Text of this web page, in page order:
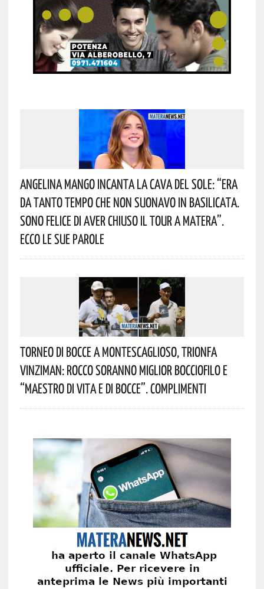
Angelina Mango Incanta La Cava Del Sole: “era
Da Tanto Tempo Che Non Suonavo In Basilicata.
Sono Felice Di Aver Chiuso Il Tour A Matera”.
Ecco Le Sue Parole
Torneo Di Bocce A Montescaglioso, Trionfa
Vinziman: Rocco Soranno Miglior Bocciofilo E
“Maestro Di Vita E Di Bocce”. Complimenti